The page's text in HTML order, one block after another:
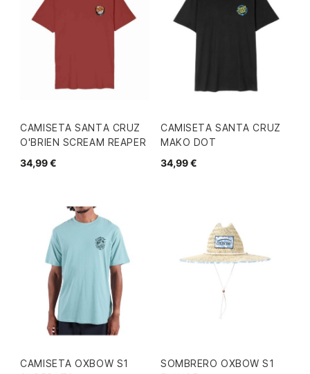
CAMISETA SANTA CRUZ
O'BRIEN SCREAM REAPER
34,99 €
CAMISETA SANTA CRUZ
MAKO DOT
34,99 €
CAMISETA OXBOW S1
SOMBRERO OXBOW S1